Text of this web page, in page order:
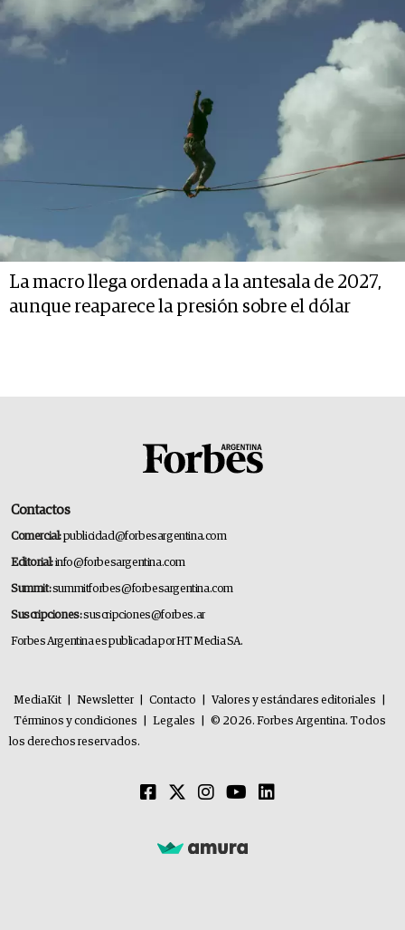
La macro llega ordenada a la antesala de 2027,
aunque reaparece la presión sobre el dólar
Contactos
Comercial:publicidad@forbesargentina.com
Editorial:info@forbesargentina.com
Summit:summitforbes@forbesargentina.com
Suscripciones:suscripciones@forbes.ar
Forbes Argentina es publicada por HT Media SA.
MediaKit Newsletter Contacto Valores y estándares editoriales
Términos y condiciones
Legales
© 2026. Forbes Argentina. Todos
los derechos reservados.